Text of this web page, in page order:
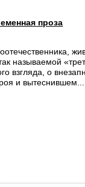
проза
называемой
взгляда, о
и вытеснившем...